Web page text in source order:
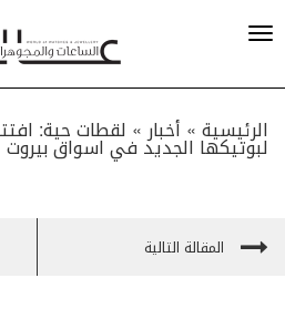
الرئيسية » أخبار»
لبوتيكها الجديد في اسواق بيروت
المقالة التالية